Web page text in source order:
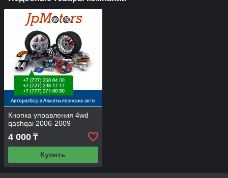
Кнопка управления 4wd
qashqai 2006-2009
4 000 ₸
Купить